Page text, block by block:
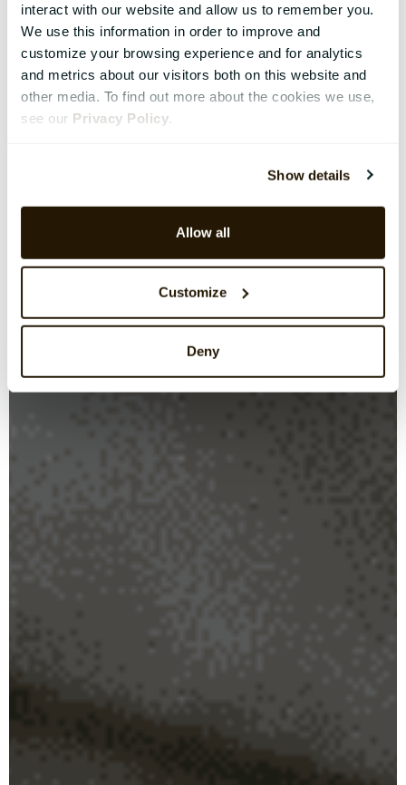
interact with our website and allow us to remember you.
We use this information in order to improve and
customize your browsing experience and for analytics
and metrics about our visitors both on this website and
other media. To find out more about the cookies we use,
see our Privacy Policy
Show details
Allow all
Customize
Deny